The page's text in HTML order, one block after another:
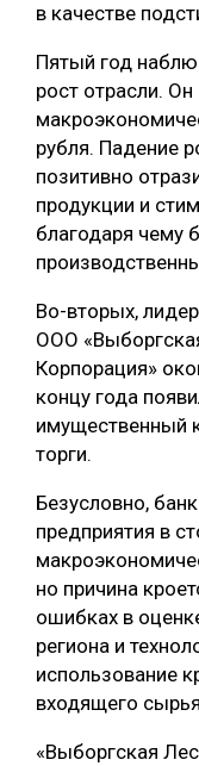
в качестве
Пятый год
рост отрасли.
рубля. Падение
позитивно
продукции и
благодаря чему
Во-вторых,
ООО
Корпорация»
концу года
имущественный
торги.
Безусловно,
предприятия в
но причина
ошибках в
региона и
использование
входящего
«Выборгская